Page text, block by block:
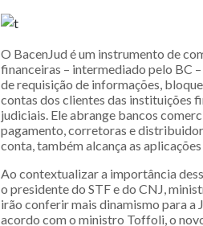
O BacenJud é um instrumento de
financeiras – intermediado pelo BC
de requisição de informações,
contas dos clientes das instituições
judiciais. Ele abrange bancos
pagamento, corretoras e
conta, também alcança as
Ao contextualizar a importância
o presidente do STF e do CNJ,
irão conferir mais dinamismo para a
acordo com o ministro Toffoli, o